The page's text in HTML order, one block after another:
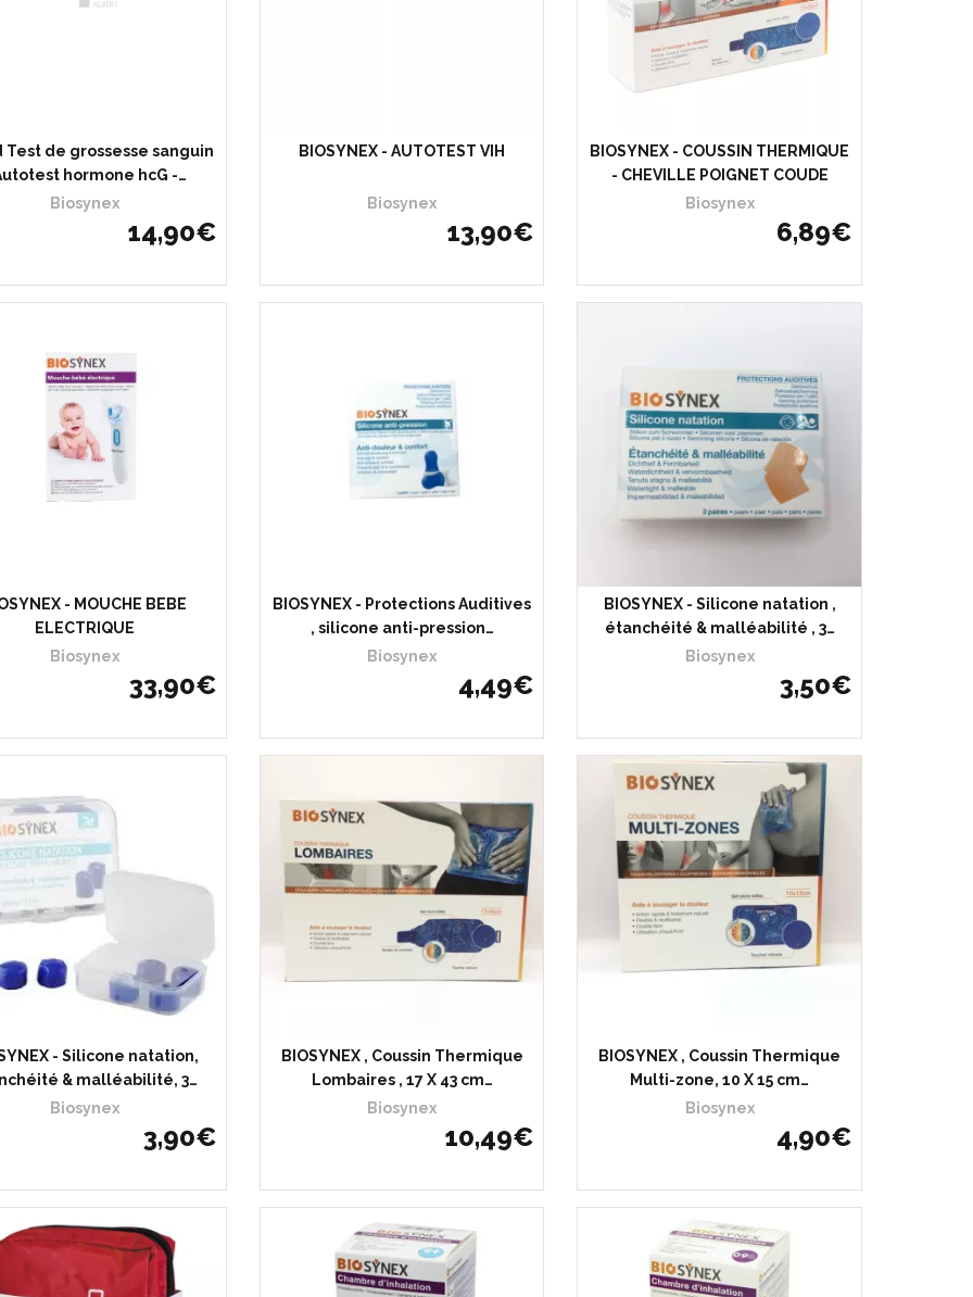
Test de grossesse sanguin
hormone hcG -…
Biosynex
14,90€
BIOSYNEX - AUTOTEST VIH
Biosynex
13,90€
BIOSYNEX - COUSSIN THERMIQUE
- CHEVILLE POIGNET COUDE
Biosynex
6,89€
- MOUCHE BEBE
ELECTRIQUE
Biosynex
33,90€
BIOSYNEX - Protections Auditives
, silicone anti-pression…
Biosynex
4,49€
BIOSYNEX - Silicone natation ,
étanchéité & malléabilité , 3…
Biosynex
3,50€
- Silicone natation,
& malléabilité, 3…
Biosynex
3,90€
BIOSYNEX , Coussin Thermique
Lombaires , 17 X 43 cm…
Biosynex
10,49€
BIOSYNEX , Coussin Thermique
Multi-zone, 10 X 15 cm…
Biosynex
4,90€